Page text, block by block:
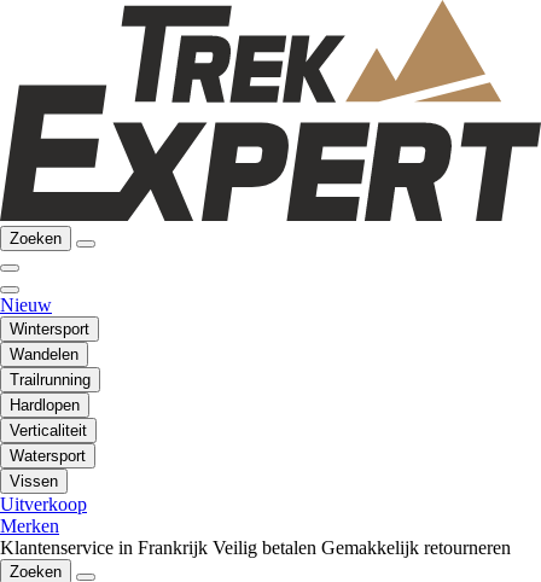
Zoeken
Nieuw
Wintersport
Wandelen
Trailrunning
Hardlopen
Verticaliteit
Watersport
Vissen
Uitverkoop
Merken
Klantenservice in Frankrijk Veilig betalen Gemakkelijk retourneren
Zoeken